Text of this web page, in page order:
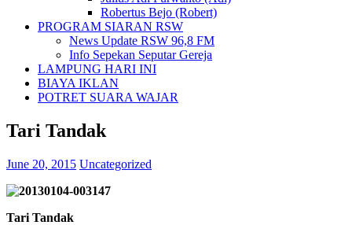
Robertus Bejo (Robert)
PROGRAM SIARAN RSW
News Update RSW 96,8 FM
Info Sepekan Seputar Gereja
LAMPUNG HARI INI
BIAYA IKLAN
POTRET SUARA WAJAR
Tari Tandak
June 20, 2015 Uncategorized
Tari Tandak